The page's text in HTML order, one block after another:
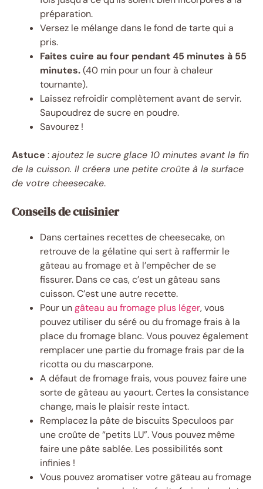
préparation.
Versez le mélange dans le fond de tarte qui a
pris.
Faites cuire au four pendant 45 minutes à 55
minutes.(40 min pour un four à chaleur
tournante).
Laissez refroidir complètement avant de servir.
Saupoudrez de sucre en poudre.
Savourez !
Astuce :ajoutez le sucre glace 10 minutes avant la fin
de la cuisson. Il créera une petite croûte à la surface
de votre cheesecake.
Conseils de cuisinier
Dans certaines recettes de cheesecake, on
retrouve de la gélatine qui sert à raffermir le
gâteau au fromage et à l’empêcher de se
fissurer. Dans ce cas, c’est un gâteau sans
cuisson. C’est une autre recette.
Pour ungâteau au fromage plus léger, vous
pouvez utiliser du séré ou du fromage frais à la
place du fromage blanc. Vous pouvez également
remplacer une partie du fromage frais par de la
ricotta ou du mascarpone.
A défaut de fromage frais, vous pouvez faire une
sorte de gâteau au yaourt. Certes la consistance
change, mais le plaisir reste intact.
Remplacez la pâte de biscuits Speculoos par
une croûte de “petits LU”. Vous pouvez même
faire une pâte sablée. Les possibilités sont
infinies !
Vous pouvez aromatiser votre gâteau au fromage